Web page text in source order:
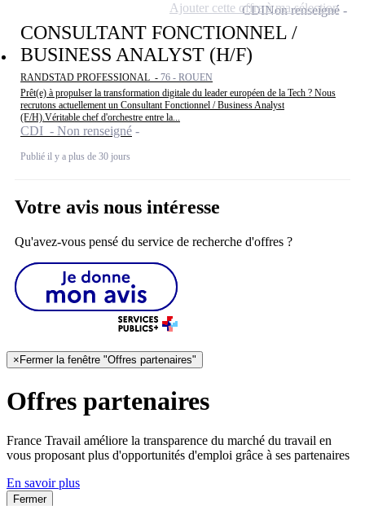
CONSULTANT FONCTIONNEL /
BUSINESS ANALYST (H/F)
RANDSTAD PROFESSIONAL - 76 - ROUEN
Prêt(e) à propulser la transformation digitale du leader européen de la Tech ? Nous
recrutons actuellement un Consultant Fonctionnel / Business Analyst
(F/H).Véritable chef d'orchestre entre la...
CDI - Non renseigné
Publié il y a plus de 30 jours
CDINon renseigné
Ajouter cette offre à ma sélection
Votre avis nous intéresse
Qu'avez-vous pensé du service de recherche d'offres ?
× Fermer la fenêtre "Offres partenaires"
Offres partenaires
France Travail améliore la transparence du marché du travail en
vous proposant plus d'opportunités d'emploi grâce à ses partenaires
En savoir plus
Fermer